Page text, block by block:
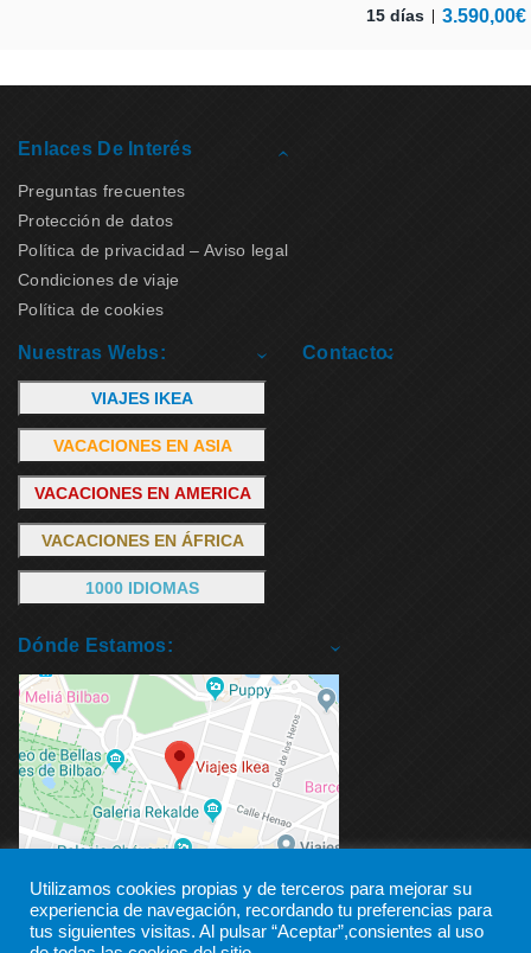
15 días 3.590,00€
Enlaces De Interés
Preguntas frecuentes
Protección de datos
Política de privacidad – Aviso legal
Condiciones de viaje
Política de cookies
Nuestras Webs:
VIAJES IKEA
VACACIONES EN ASIA
VACACIONES EN AMERICA
VACACIONES EN ÁFRICA
1000 IDIOMAS
Contacto:
Dónde Estamos:
Utilizamos cookies propias y de terceros para mejorar su
experiencia de navegación, recordando tu preferencias para
tus siguientes visitas. Al pulsar “Aceptar”,consientes al uso